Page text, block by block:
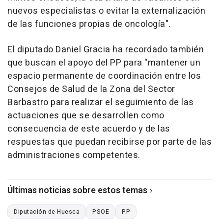
nuevos especialistas o evitar la externalización
de las funciones propias de oncología".
El diputado Daniel Gracia ha recordado también
que buscan el apoyo del PP para "mantener un
espacio permanente de coordinación entre los
Consejos de Salud de la Zona del Sector
Barbastro para realizar el seguimiento de las
actuaciones que se desarrollen como
consecuencia de este acuerdo y de las
respuestas que puedan recibirse por parte de las
administraciones competentes.
Últimas noticias sobre estos temas
Diputación de Huesca PSOE PP